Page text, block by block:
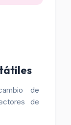
de
de